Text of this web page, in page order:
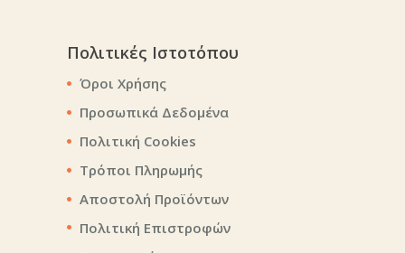
Πολιτικές Ιστοτόπου
Όροι Χρήσης
Προσωπικά Δεδομένα
Πολιτική Cookies
Τρόποι Πληρωμής
Αποστολή Προϊόντων
Πολιτική Επιστροφών